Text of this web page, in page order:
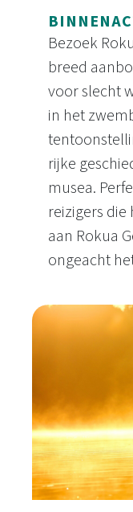
Bezoek
breed
voor slecht
in het
rijke
musea.
reizigers
aan Rokua
ongeacht